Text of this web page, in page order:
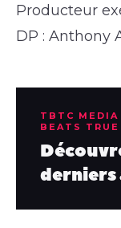
Producteur
DP : Anthony
TBTC MEDIA
BEATS TRUE